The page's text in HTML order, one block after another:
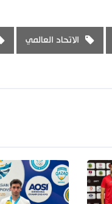
الاتحاد العالمي